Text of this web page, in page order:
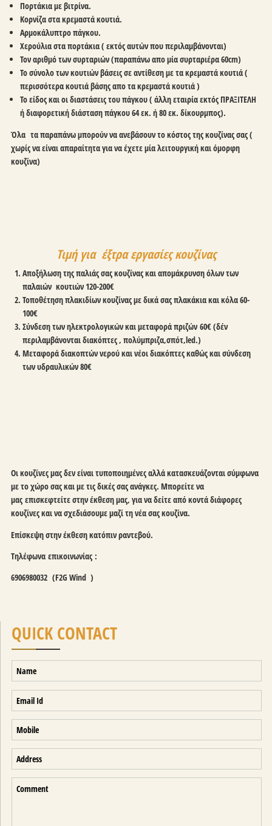
Πορτάκια με βιτρίνα.
Κορνίζα στα κρεμαστά κουτιά.
Αρμοκάλυπτρο πάγκου.
Χερούλια στα πορτάκια ( εκτός αυτών που περιλαμβάνονται)
Τον αριθμό των συρταριών (παραπάνω απο μία συρταριέρα 60cm)
Το σύνολο των κουτιών βάσεις σε αντίθεση με τα κρεμαστά κουτιά (
περισσότερα κουτιά βάσης απο τα κρεμαστά κουτιά )
Το είδος και οι διαστάσεις του πάγκου ( άλλη εταιρία εκτός ΠΡΑΞΙΤΕΛΗ
ή διαφορετική διάσταση πάγκου 64 εκ. ή 80 εκ. δίκουρμπος).
Όλα τα παραπάνω μπορούν να ανεβάσουν το κόστος της κουζίνας σας (
χωρίς να είναι απαραίτητα για να έχετε μία λειτουργική και όμορφη
κουζίνα)
Τιμή για έξτρα εργασίες κουζίνας
Αποξήλωση της παλιάς σας κουζίνας και απομάκρυνση όλων των
παλαιών κουτιών 120-200€
Τοποθέτηση πλακιδίων κουζίνας με δικά σας πλακάκια και κόλα60-
100€
Σύνδεση των ηλεκτρολογικών και μεταφορά πριζών60€(δέν
περιλαμβάνονται διακόπτες , πολύμπριζα,σπότ,led.)
Μεταφορά διακοπτών νερού και νέοι διακόπτες καθώς και σύνδεση
των υδραυλικών80€
Οι κουζίνες μας δεν είναι τυποποιημένες αλλά κατασκευάζονται σύμφωνα
με το χώρο σας και με τις δικές σας ανάγκες. Μπορείτε να
μας επισκεφτείτε στην έκθεση μας, για να δείτε από κοντά διάφορες
κουζίνες και να σχεδιάσουμε μαζί τη νέα σας κουζίνα.
Επίσκεψη στην έκθεση κατόπιν ραντεβού.
Τηλέφωνα επικοινωνίας :
6906980032 (F2G Wind )
QUICK CONTACT